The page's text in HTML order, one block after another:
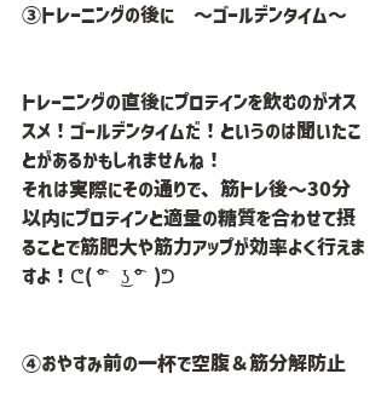
③トレーニングの後に　～ゴールデンタイム～
トレーニングの直後にプロテインを飲むのがオス
スメ！ゴールデンタイムだ！というのは聞いたこ
とがあるかもしれませんね！
それは実際にその通りで、筋トレ後～30分
以内にプロテインと適量の糖質を合わせて摂
ることで筋肥大や筋力アップが効率よく行えま
すよ！ᕦ( ͡° ͜ʖ ͡°)ᕤ
④おやすみ前の一杯で空腹＆筋分解防止